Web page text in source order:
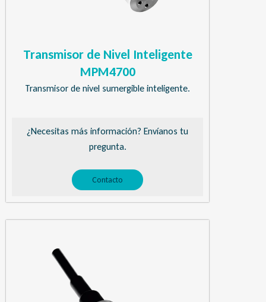
Transmisor de Nivel Inteligente
MPM4700
Transmisor de nivel sumergible inteligente.
¿Necesitas más información? Envíanos tu
pregunta.
Contacto